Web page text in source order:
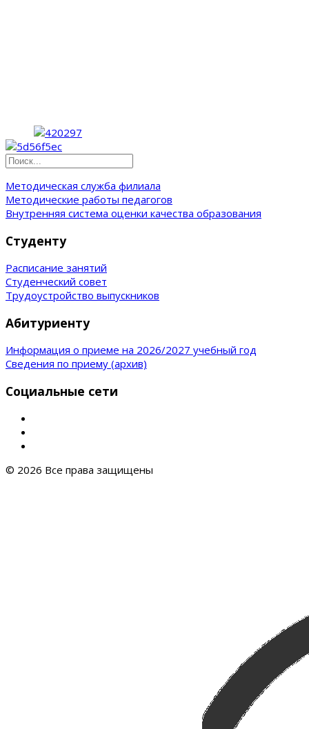
Методическая служба филиала
Методические работы педагогов
Внутренняя система оценки качества образования
Студенту
Расписание занятий
Студенческий совет
Трудоустройство выпускников
Абитуриенту
Информация о приеме на 2026/2027 учебный год
Сведения по приему (архив)
Социальные сети
© 2026 Все права защищены